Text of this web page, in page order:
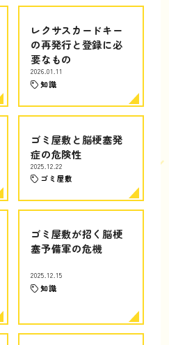
レクサスカードキー
の再発行と登録に必
要なもの
2026.01.11
知識
ゴミ屋敷と脳梗塞発
症の危険性
2025.12.22
ゴミ屋敷
ゴミ屋敷が招く脳梗
塞予備軍の危機
2025.12.15
知識